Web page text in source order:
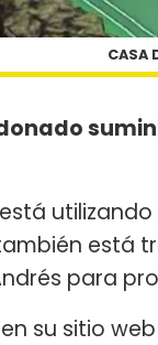
CASA
está
para
su sitio